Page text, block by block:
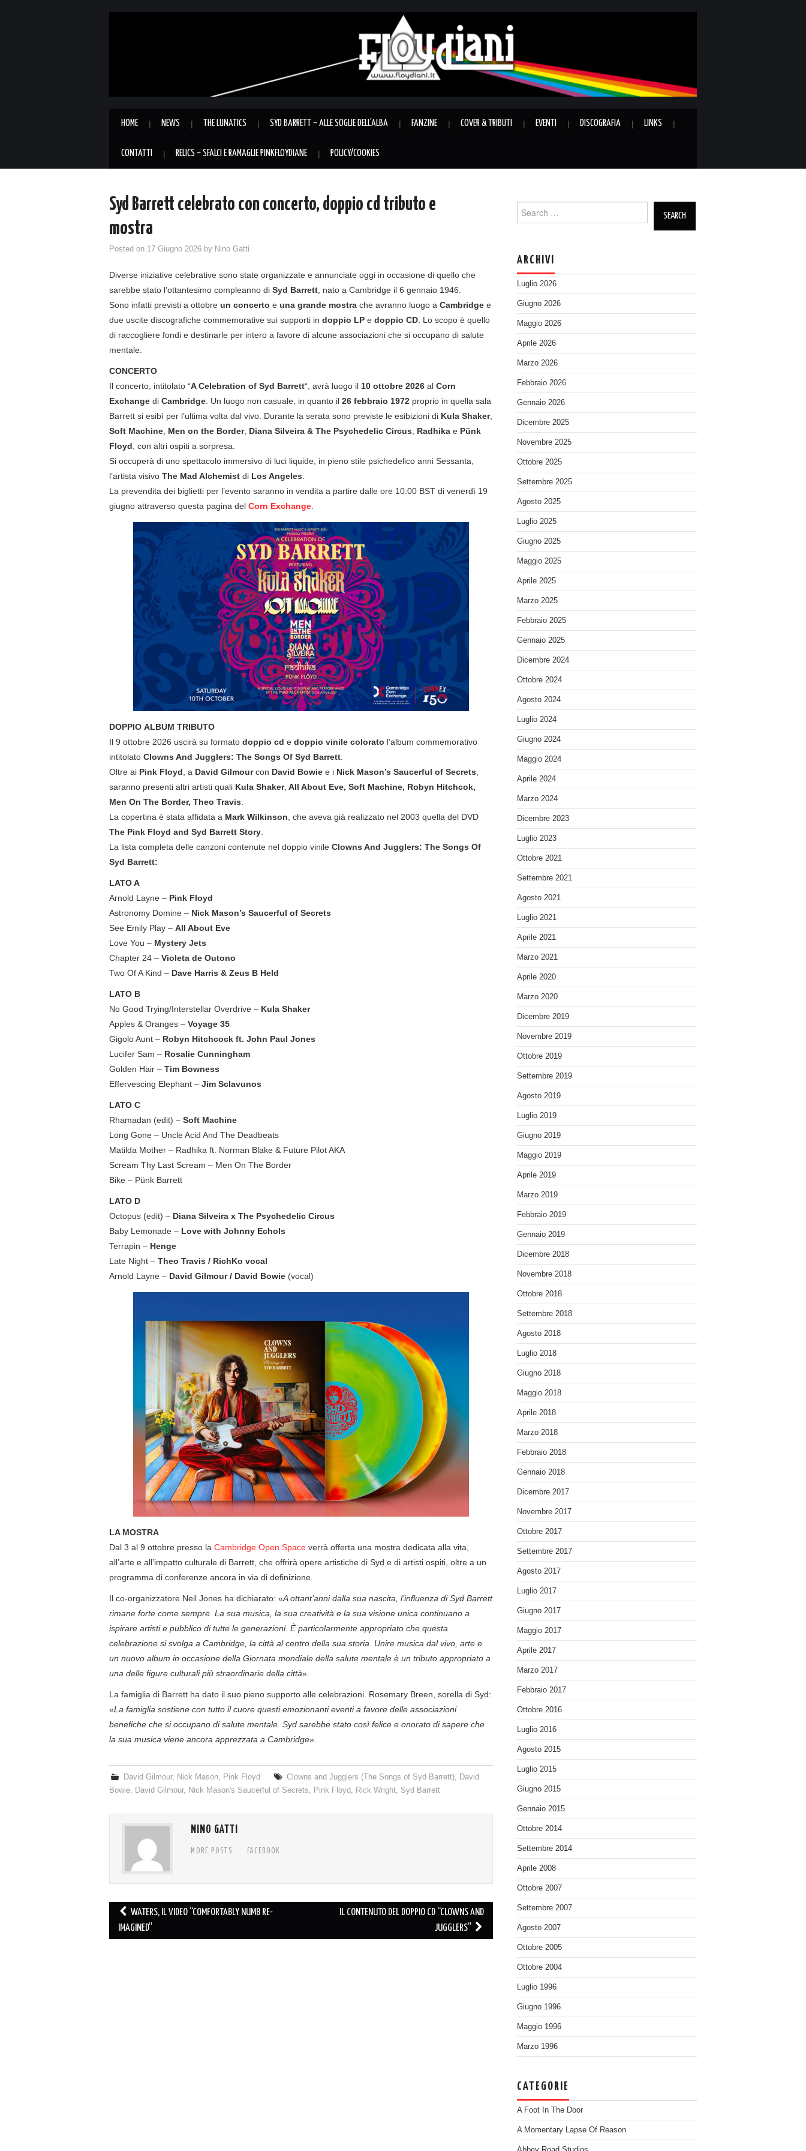
HOME NEWS THE LUNATICS SYD BARRETT – ALLE SOGLIE DELL’ALBA FANZINE COVER & TRIBUTI EVENTI DISCOGRAFIA LINKS
CONTATTI RELICS – SFALCI E RAMAGLIE PINKFLOYDIANE POLICY/COOKIES
Syd Barrett celebrato con concerto, doppio cd tributo e
mostra
Posted on 17 Giugno 2026 by Nino Gatti
Diverse iniziative celebrative sono state organizzate e annunciate oggi in occasione di quello che
sarebbe stato l’ottantesimo compleanno di Syd Barrett , nato a Cambridge il 6 gennaio 1946.
Sono infatti previsti a ottobre un concerto e una grande mostra che avranno luogo a Cambridge e
due uscite discografiche commemorative sui supporti in doppio LP e doppio CD . Lo scopo è quello
di raccogliere fondi e destinarle per intero a favore di alcune associazioni che si occupano di salute
mentale.
CONCERTO
Il concerto, intitolato “A Celebration of Syd Barrett“, avrà luogo il 10 ottobre 2026 al Corn
Exchange di Cambridge . Un luogo non casuale, in quanto il 26 febbraio 1972 proprio in quella sala
Barrett si esibì per l’ultima volta dal vivo. Durante la serata sono previste le esibizioni di Kula Shaker,
Soft Machine Men on the Border, Diana Silveira & The Psychedelic Circus Radhika e Pünk
Floyd , con altri ospiti a sorpresa.
Si occuperà di uno spettacolo immersivo di luci liquide, in pieno stile psichedelico anni Sessanta,
l’artista visivo The Mad Alchemist di Los Angeles
La prevendita dei biglietti per l’evento saranno in vendita a partire dalle ore 10:00 BST di venerdì 19
giugno attraverso questa pagina del Corn Exchange
DOPPIO ALBUM TRIBUTO
Il 9 ottobre 2026 uscirà su formato doppio cd e doppio vinile colorato l’album commemorativo
intitolato Clowns And Jugglers: The Songs Of Syd Barrett
Oltre ai Pink Floyd , a David Gilmourcon David Bowie e i Nick Mason’s Saucerful of Secrets
saranno presenti altri artisti quali Kula Shaker, All About Eve, Soft Machine, Robyn Hitchcok,
Men On The Border, Theo Travis
La copertina è stata affidata a Mark Wilkinson , che aveva già realizzato nel 2003 quella del DVD
The Pink Floyd and Syd Barrett Story
La lista completa delle canzoni contenute nel doppio vinile Clowns And Jugglers: The Songs Of
Syd Barrett:
LATO A
Arnold Layne – Pink Floyd
Astronomy Domine – Nick Mason’s Saucerful of Secrets
See Emily Play – All About Eve
Love You – Mystery Jets
Chapter 24 – Violeta de Outono
Two Of A Kind – Dave Harris & Zeus B Held
LATO B
No Good Trying/Interstellar Overdrive – Kula Shaker
Apples & Oranges – Voyage 35
Gigolo Aunt – Robyn Hitchcock ft. John Paul Jones
Lucifer Sam – Rosalie Cunningham
Golden Hair – Tim Bowness
Effervescing Elephant – Jim Sclavunos
LATO C
Rhamadan (edit) – Soft Machine
Long Gone – Uncle Acid And The Deadbeats
Matilda Mother – Radhika ft. Norman Blake & Future Pilot AKA
Scream Thy Last Scream – Men On The Border
Bike – Pünk Barrett
LATO D
Octopus (edit) – Diana Silveira x The Psychedelic Circus
Baby Lemonade – Love with Johnny Echols
Terrapin – Henge
Late Night – Theo Travis / RichKo vocal
Arnold Layne – David Gilmour / David Bowie (vocal)
LA MOSTRA
Dal 3 al 9 ottobre presso la Cambridge Open Space verrà offerta una mostra dedicata alla vita,
all’arte e all’impatto culturale di Barrett, che offrirà opere artistiche di Syd e di artisti ospiti, oltre a un
programma di conferenze ancora in via di definizione.
Il co-organizzatore Neil Jones ha dichiarato: «A ottant’anni dalla sua nascita, l’influenza di Syd Barrett
rimane forte come sempre. La sua musica, la sua creatività e la sua visione unica continuano a
ispirare artisti e pubblico di tutte le generazioni. È particolarmente appropriato che questa
celebrazione si svolga a Cambridge, la città al centro della sua storia. Unire musica dal vivo, arte e
un nuovo album in occasione della Giornata mondiale della salute mentale è un tributo appropriato a
una delle figure culturali più straordinarie della città».
La famiglia di Barrett ha dato il suo pieno supporto alle celebrazioni. Rosemary Breen, sorella di Syd:
«La famiglia sostiene con tutto il cuore questi emozionanti eventi a favore delle associazioni
benefiche che si occupano di salute mentale. Syd sarebbe stato così felice e onorato di sapere che
la sua musica viene ancora apprezzata a Cambridge».
David Gilmour, Nick Mason Pink Floyd Clowns and Jugglers (The Songs of Syd Barrett)
David
Bowie
David Gilmour, Nick Mason's Saucerful of Secrets Pink Floyd Rick Wright Syd Barrett
NINO GATTI
MORE POSTS FACEBOOK
Post
navigation
WATERS, IL VIDEO “COMFORTABLY NUMB RE-
IMAGINED”
IL CONTENUTO DEL DOPPIO CD “CLOWNS AND
JUGGLERS”
for:
ARCHIVI
Luglio 2026
Giugno 2026
Maggio 2026
Aprile 2026
Marzo 2026
Febbraio 2026
Gennaio 2026
Dicembre 2025
Novembre 2025
Ottobre 2025
Settembre 2025
Agosto 2025
Luglio 2025
Giugno 2025
Maggio 2025
Aprile 2025
Marzo 2025
Febbraio 2025
Gennaio 2025
Dicembre 2024
Ottobre 2024
Agosto 2024
Luglio 2024
Giugno 2024
Maggio 2024
Aprile 2024
Marzo 2024
Dicembre 2023
Luglio 2023
Ottobre 2021
Settembre 2021
Agosto 2021
Luglio 2021
Aprile 2021
Marzo 2021
Aprile 2020
Marzo 2020
Dicembre 2019
Novembre 2019
Ottobre 2019
Settembre 2019
Agosto 2019
Luglio 2019
Giugno 2019
Maggio 2019
Aprile 2019
Marzo 2019
Febbraio 2019
Gennaio 2019
Dicembre 2018
Novembre 2018
Ottobre 2018
Settembre 2018
Agosto 2018
Luglio 2018
Giugno 2018
Maggio 2018
Aprile 2018
Marzo 2018
Febbraio 2018
Gennaio 2018
Dicembre 2017
Novembre 2017
Ottobre 2017
Settembre 2017
Agosto 2017
Luglio 2017
Giugno 2017
Maggio 2017
Aprile 2017
Marzo 2017
Febbraio 2017
Ottobre 2016
Luglio 2016
Agosto 2015
Luglio 2015
Giugno 2015
Gennaio 2015
Ottobre 2014
Settembre 2014
Aprile 2008
Ottobre 2007
Settembre 2007
Agosto 2007
Ottobre 2005
Ottobre 2004
Luglio 1996
Giugno 1996
Maggio 1996
Marzo 1996
CATEGORIE
A Foot In The Door
A Momentary Lapse Of Reason